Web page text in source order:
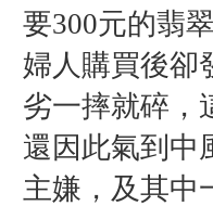
要300元的翡
婦人購買後卻
劣一摔就碎，
還因此氣到中
主嫌，及其中